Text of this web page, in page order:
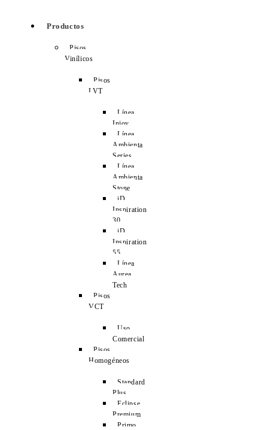
Productos
Pisos
Vinílicos
Pisos
LVT
Línea
Injoy
Línea
Ambienta
Series
Línea
Ambienta
Stone
iD
Inspiration
30
iD
Inspiration
55
Línea
Aurea
Tech
Pisos
VCT
Uso
Comercial
Pisos
Homogéneos
Standard
Plus
Eclipse
Premium
Primo